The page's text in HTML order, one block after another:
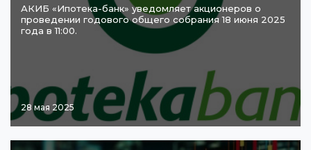
АКИБ «Ипотека-банк» уведомляет акционеров о
проведении годового общего собрания 18 июня 2025
года в 11:00.
28 мая 2025